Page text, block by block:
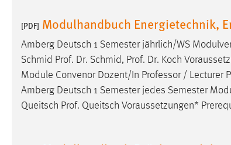
[PDF] Modulhandbuch Energietechnik,
Amberg Deutsch 1 Semester jährlich/WS
Schmid Prof. Dr. Schmid, Prof. Dr. Koch
Module Convenor Dozent/In Professor/ Lecturer
Amberg Deutsch 1 Semester jedes Semester
Queitsch Prof. Queitsch Voraussetzungen*
Name: _pk_ref, _pk_cvar, _pk_id, _pk_ses
Zweck: Zugriffsstatistik
Cookie Laufzeit: Max. 13 Monate
MARKETING